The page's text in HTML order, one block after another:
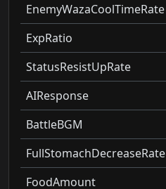
EnemyWazaCoolTimeRate
ExpRatio
StatusResistUpRate
AIResponse
BattleBGM
FullStomachDecreaseRate
FoodAmount